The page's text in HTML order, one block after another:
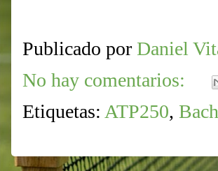
Publicado por Daniel
No hay comentarios:
Etiquetas: ATP250,